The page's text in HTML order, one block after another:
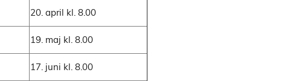
20. april kl. 8.00
19. maj kl. 8.00
17. juni kl. 8.00